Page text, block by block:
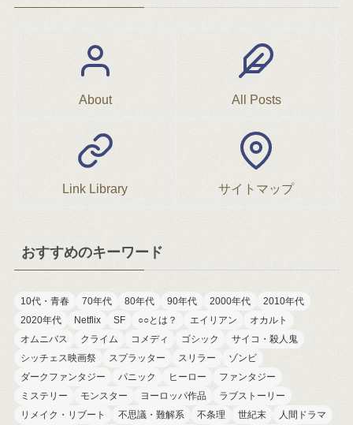
About All Posts
Link Library サイトマップ
おすすめのキーワード
10代・青春 70年代 80年代 90年代 2000年代
2010年代
2020年代
Netflix SF ○○とは？ エイリアン
オカルト
オムニバス
クライム コメディ ゴシック
サイコ・殺人鬼
シッチェス映画祭
スプラッター スリラー
ゾンビ
ダークファンタジー
パニック ヒーロー
ファンタジー
ミステリー
モンスター ヨーロッパ作品
ラブストーリー
リメイク・リブート
不思議・難解系 不条理 世紀末 人間ドラマ